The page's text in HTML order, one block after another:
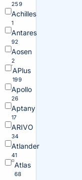
259
Achilles
1
Antares
92
Aosen
2
APlus
199
Apollo
26
Aptany
17
ARIVO
34
Atlander
41
Atlas
68